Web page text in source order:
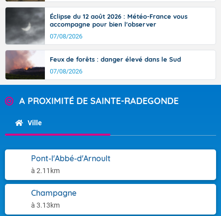
Éclipse du 12 août 2026 : Météo-France vous
accompagne pour bien l'observer
07/08/2026
Feux de forêts : danger élevé dans le Sud
07/08/2026
A PROXIMITÉ DE SAINTE-RADEGONDE
Ville
Pont-l'Abbé-d'Arnoult
à 2.11km
Champagne
à 3.13km